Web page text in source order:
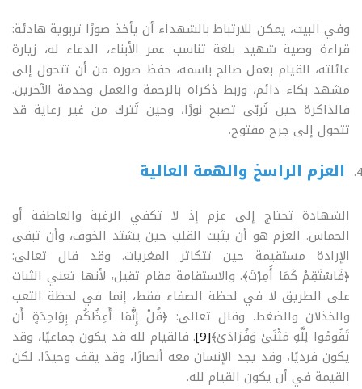
وفي البيت، يمكن للارتباط بالشهداء أن يأخذ صورًا تربوية هادئة:
قراءة وصية شهيد بلغة تناسب عمر الأبناء، الدعاء له، زيارة
عائلته، القيام بعمل صالح باسمه، حفظ صوره من أن تتحول إلى
مشهد بكاء دائم، وربط ذكراه بالرحمة والعمل وخدمة الآخرين.
فالذاكرة حين تُربّى تصبح نورًا، وحين تُترك من غير رعاية قد
تتحول إلى جرح مفتوح.
العزم الراسخ والهمة العالية
الشهادة تحتاج إلى عزم إذ لا تكفي الرغبة والعاطفة أو
الحماس. العزم هو أن يثبت القلب حين يشتد الخوف، وأن تبقى
الإرادة مستقيمة حين تتكاثر المغريات. وقد قال تعالى:
﴿فَاسْتَقِمْ كَمَا أُمِرْتَ﴾. والاستقامة مقام ثقيل، لأنها تعني الثبات
على الطريق لا في لحظة الصفاء فقط، إنما في لحظة التعب
والخذلان والضغط. وقال تعالى: ﴿قُلْ إِنَّمَا أَعِظُكُم بِوَاحِدَةٍ أَن
تَقُومُوا لِلَّهِ مَثْنَىٰ وَفُرَادَىٰ﴾[9] . فالقيام لله قد يكون جماعيًا، وقد
يكون فرديًا، وقد يجد الإنسان معه أنصارًا، وقد يقف وحيدًا. لكن
القيمة في أن يكون القيام لله.